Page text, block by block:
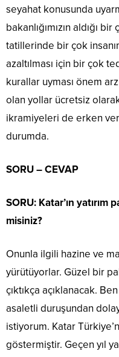
seyahat konusunda
bakanlığımızın aldığı
tatillerinde bir çok
azaltılması için bir çok
kurallar uyması önem
olan yollar ücretsiz
ikramiyeleri de erken
durumda.
SORU – CEVAP
SORU: Katar’ın yatırım
misiniz?
Onunla ilgili hazine ve
yürütüyorlar. Güzel bir
çıktıkça açıklanacak.
asaletli duruşundan
istiyorum. Katar
göstermiştir. Geçen yıl